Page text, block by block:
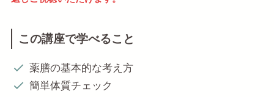
この講座で学べること
薬膳の基本的な考え方
簡単体質チェック